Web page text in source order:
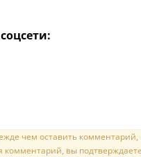
чем оставить комментарий,
комментарий, вы